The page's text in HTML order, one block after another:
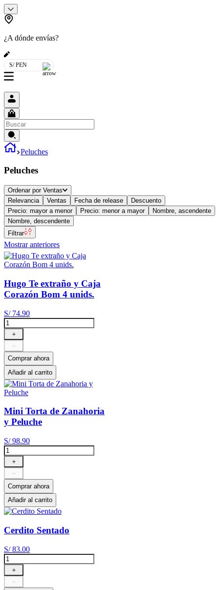
¿A dónde envías?
S/ PEN
Peluches
Peluches
Ordenar por Ventas
Relevancia
Ventas Fecha de release
Descuento
Precio: mayor a menor
Precio: menor a mayor
Nombre, ascendente
Nombre, descendente
Filtrar
Mostrar anteriores
Hugo Te extraño y Caja
Corazón Bom 4 unids.
S/ 74.90
＋
－
Comprar ahora
Añadir al carrito
Mini Torta de Zanahoria
y Peluche
S/ 98.90
＋
－
Comprar ahora
Añadir al carrito
Cerdito Sentado
S/ 83.00
＋
－